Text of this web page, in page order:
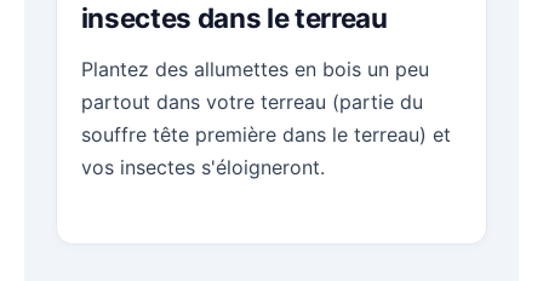
insectes dans le terreau
Plantez des allumettes en bois un peu
partout dans votre terreau (partie du
souffre tête première dans le terreau) et
vos insectes s'éloigneront.